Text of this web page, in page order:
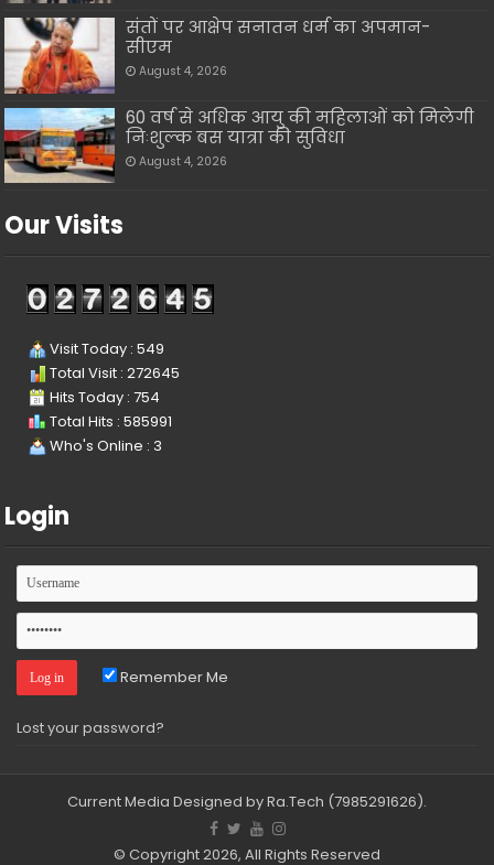
संतों पर आक्षेप सनातन धर्म का अपमान-
सीएम
August 4, 2026
60 वर्ष से अधिक आयु की महिलाओं को मिलेगी
निःशुल्क बस यात्रा की सुविधा
August 4, 2026
Our Visits
Visit Today : 549
Total Visit : 272645
Hits Today : 754
Total Hits : 585991
Who's Online : 3
Login
Remember Me
Lost your password?
Current Media Designed by Ra.Tech (7985291626).
© Copyright 2026, All Rights Reserved